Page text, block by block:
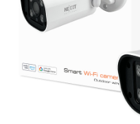
OF10